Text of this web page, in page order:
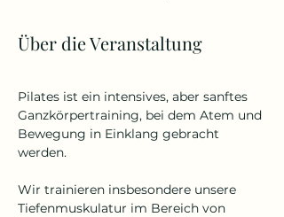
Über die Veranstaltung
Pilates ist ein intensives, aber sanftes
Ganzkörpertraining, bei dem Atem und
Bewegung in Einklang gebracht
werden.
Wir trainieren insbesondere unsere
Tiefenmuskulatur im Bereich von